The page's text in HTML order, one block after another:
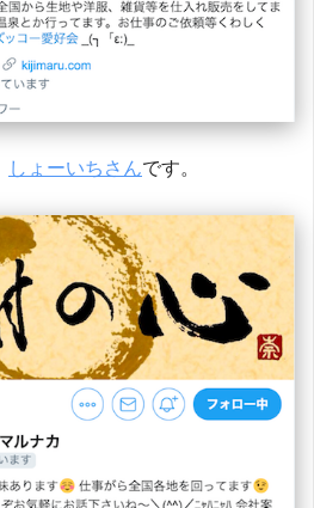
しょーいちさんです。